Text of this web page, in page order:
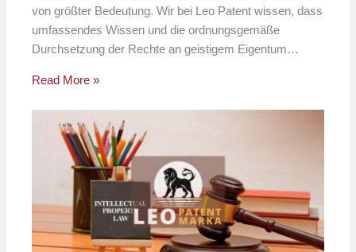
von größter Bedeutung. Wir bei Leo Patent wissen, dass
umfassendes Wissen und die ordnungsgemäße
Durchsetzung der Rechte an geistigem Eigentum…
Read More »